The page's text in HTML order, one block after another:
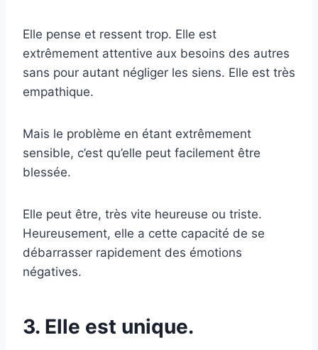
Elle pense et ressent trop. Elle est
extrêmement attentive aux besoins des autres
sans pour autant négliger les siens. Elle est très
empathique.
Mais le problème en étant extrêmement
sensible, c’est qu’elle peut facilement être
blessée.
Elle peut être, très vite heureuse ou triste.
Heureusement, elle a cette capacité de se
débarrasser rapidement des émotions
négatives.
3. Elle est unique.